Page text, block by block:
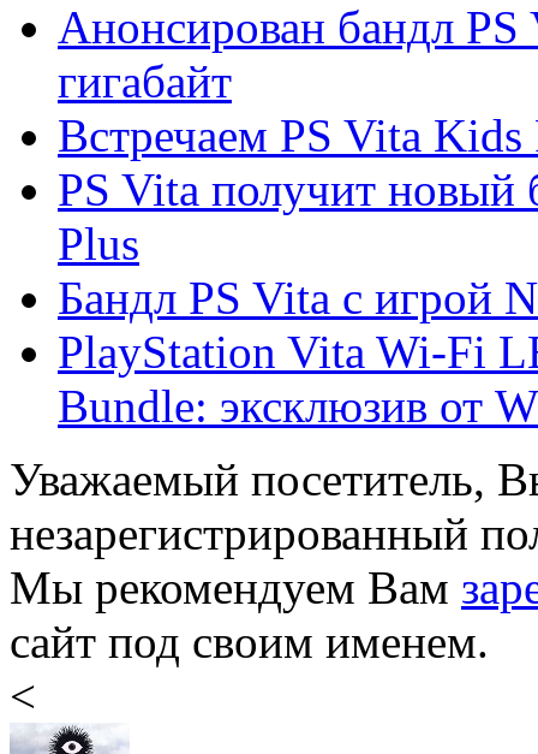
Анонсирован бандл PS
гигабайт
Встречаем PS Vita
PS Vita получит новый
Plus
Бандл PS Vita с игрой
PlayStation Vita Wi-Fi
Bundle: эксклюзив от
Уважаемый посетитель,
незарегистрированный
Мы рекомендуем Вам
сайт под своим именем.
<